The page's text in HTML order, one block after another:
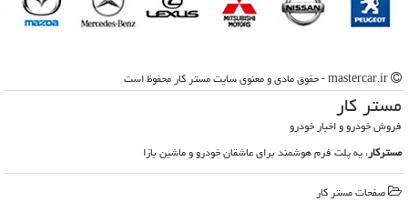
مستر كار
فروش خودرو و اخبار خودرو
مسترکار، یه پلت فرم هوشمند برای عاشقان خودرو و ماشین بازا
صفحات مستر كار